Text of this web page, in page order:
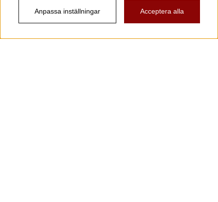
Anpassa inställningar Acceptera alla